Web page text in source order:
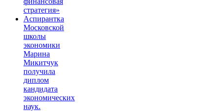
стратегия»
Аспирантка
Московской
школы
экономики
Марина
Микитчук
получила
диплом
кандидата
экономических
наук.